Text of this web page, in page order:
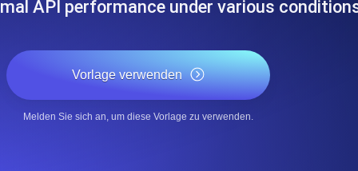
und Leistung mithilfe des
Überwachen Sie die
SSL Monitoring
Kostenlos starten.
API performance under various
Vorlage verwenden
Melden Sie sich an, um diese Vorlage zu verwenden.